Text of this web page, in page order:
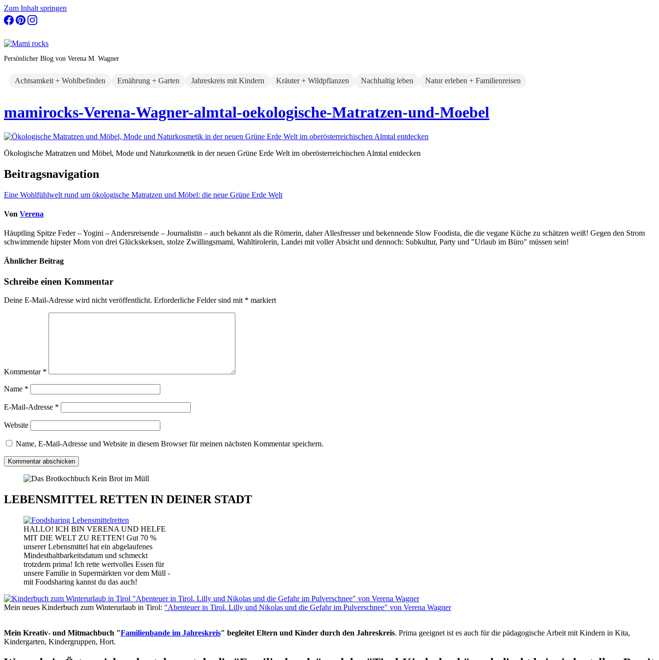
Zum Inhalt springen
Persönlicher Blog von Verena M. Wagner
Achtsamkeit + Wohlbefinden Ernährung + Garten Jahreskreis mit Kindern Kräuter + Wildpflanzen Nachhaltig leben Natur erleben + Familienreisen
mamirocks-Verena-Wagner-almtal-oekologische-Matratzen-und-Moebel
Ökologische Matratzen und Möbel, Mode und Naturkosmetik in der neuen Grüne Erde Welt im oberösterreichischen Almtal entdecken
Beitragsnavigation
Eine Wohlfühlwelt rund um ökologische Matratzen und Möbel: die neue Grüne Erde Welt
Von Verena
Häuptling Spitze Feder – Yogini – Andersreisende – Journalistin – auch bekannt als die Römerin, daher Allesfresser und bekennende Slow Foodista, die die vegane Küche zu schätzen weiß! Gegen den Strom
schwimmende hipster Mom von drei Glückskeksen, stolze Zwillingsmami, Wahltirolerin, Landei mit voller Absicht und dennoch: Subkultur, Party und "Urlaub im Büro" müssen sein!
Ähnlicher Beitrag
Schreibe einen Kommentar
Deine E-Mail-Adresse wird nicht veröffentlicht. Erforderliche Felder sind mit * markiert
Kommentar *
Name *
E-Mail-Adresse *
Website
Name, E-Mail-Adresse und Website in diesem Browser für meinen nächsten Kommentar speichern.
LEBENSMITTEL RETTEN IN DEINER STADT
HALLO! ICH BIN VERENA UND HELFE
MIT DIE WELT ZU RETTEN! Gut 70 %
unserer Lebensmittel hat ein abgelaufenes
Mindesthaltbarkeitsdatum und schmeckt
trotzdem prima! Ich rette wertvolles Essen für
unsere Familie in Supermärkten vor dem Müll -
mit Foodsharing kannst du das auch!
Mein neues Kinderbuch zum Winterurlaub in Tirol: "Abenteuer in Tirol. Lilly und Nikolas und die Gefahr im Pulverschnee" von Verena Wagner
Mein Kreativ- und Mitmachbuch "Familienbande im Jahreskreis" begleitet Eltern und Kinder durch den Jahreskreis. Prima geeignet ist es auch für die pädagogische Arbeit mit Kindern in Kita,
Kindergarten, Kindergruppen, Hort.